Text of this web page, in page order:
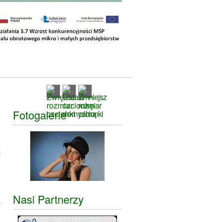
Fotogalerie
Nasi Partnerzy